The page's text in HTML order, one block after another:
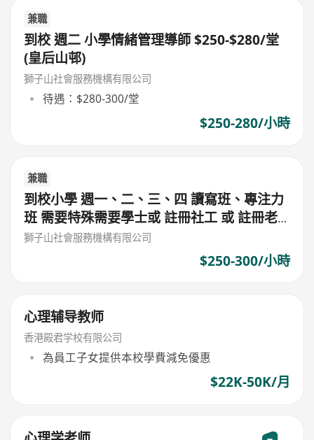
兼職
到校 週二 小學情緒管理導師 $250-$280/堂
(皇后山邨)
獅子山社會服務機構有限公司
待遇：$280-300/堂
$250-280/小時
兼職
到校小學 週一、二、三、四 讀寫班、專注力
班 需要特殊需要學士或 註冊社工 或 註冊老
師 或 心理學學士 $300/堂 (筲箕灣東)
獅子山社會服務機構有限公司
$250-300/小時
心理辅导教师
香港殿君学校有限公司
為員工子女提供本校學費減免優惠
$22K-50K/月